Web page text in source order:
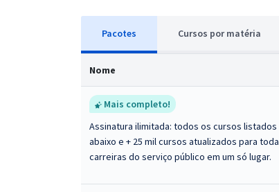
Pacotes Cursos por matéria
Nome
Mais completo!
Assinatura ilimitada: todos os cursos listados
abaixo e + 25 mil cursos atualizados para
carreiras do serviço público em um só lugar.